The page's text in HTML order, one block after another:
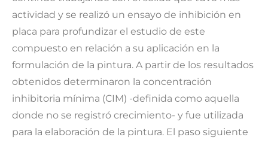
actividad y se realizó un ensayo de inhibición en
placa para profundizar el estudio de este
compuesto en relación a su aplicación en la
formulación de la pintura. A partir de los resultados
obtenidos determinaron la concentración
inhibitoria mínima (CIM) -definida como aquella
donde no se registró crecimiento- y fue utilizada
para la elaboración de la pintura. El paso siguiente